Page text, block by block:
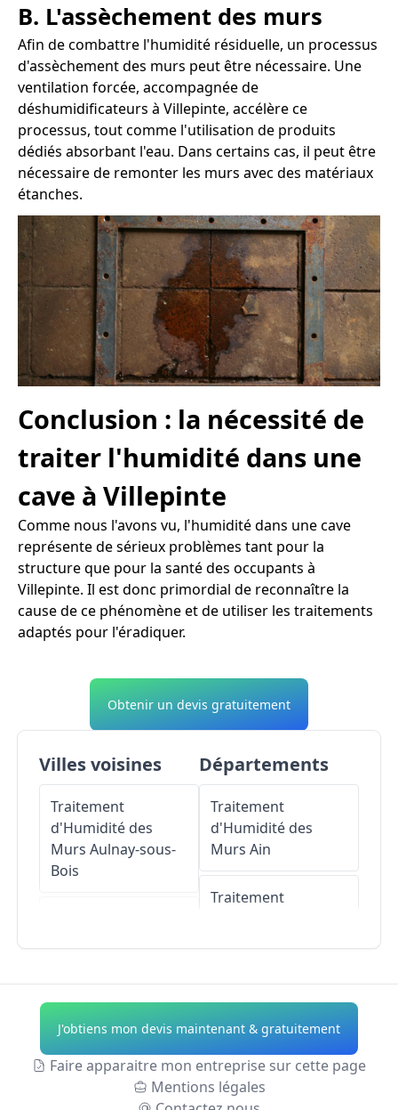
B. L'assèchement des murs
Afin de combattre l'humidité résiduelle, un processus
d'assèchement des murs peut être nécessaire. Une
ventilation forcée, accompagnée de
déshumidificateurs à Villepinte, accélère ce
processus, tout comme l'utilisation de produits
dédiés absorbant l'eau. Dans certains cas, il peut être
nécessaire de remonter les murs avec des matériaux
étanches.
Conclusion : la nécessité de
traiter l'humidité dans une
cave à Villepinte
Comme nous l'avons vu, l'humidité dans une cave
représente de sérieux problèmes tant pour la
structure que pour la santé des occupants à
Villepinte. Il est donc primordial de reconnaître la
cause de ce phénomène et de utiliser les traitements
adaptés pour l'éradiquer.
Obtenir un devis gratuitement
Villes voisines
Traitement
d'Humidité des
Murs Aulnay-sous-
Bois
France
Traitement
d'Humidité des
Murs Sevran
Départements
Traitement
d'Humidité des
Murs Ain
Traitement
Traitement
d'Humidité des
Murs Allier
Traitement
d'Humidité des
J'obtiens mon devis maintenant & gratuitement
Faire apparaitre mon entreprise sur cette page
Mentions légales